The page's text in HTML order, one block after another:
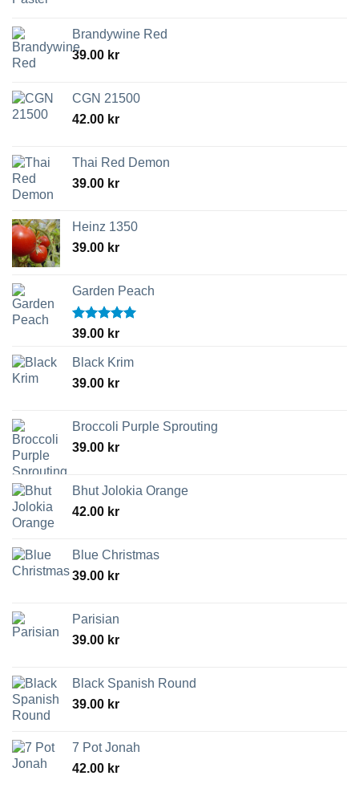
Brandywine Red
39.00 kr
CGN 21500
42.00 kr
Thai Red Demon
39.00 kr
Heinz 1350
39.00 kr
Garden Peach
Betygsatt
39.00 kr
Black Krim
39.00 kr
Broccoli Purple Sprouting
39.00 kr
Bhut Jolokia Orange
42.00 kr
Blue Christmas
39.00 kr
Parisian
39.00 kr
Black Spanish Round
39.00 kr
7 Pot Jonah
42.00 kr